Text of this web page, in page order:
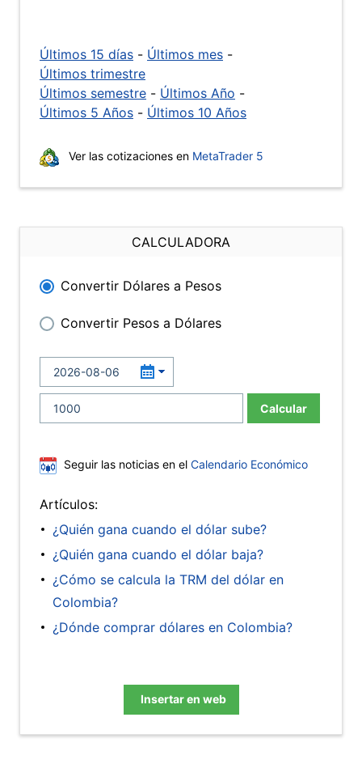
Últimos 15 días - Últimos mes -
Últimos trimestre
Últimos semestre - Últimos Año -
Últimos 5 Años - Últimos 10 Años
Ver las cotizaciones en MetaTrader 5
CALCULADORA
Convertir Dólares a Pesos
Convertir Pesos a Dólares
Calcular
Seguir las noticias en el Calendario Económico
Artículos:
¿Quién gana cuando el dólar sube?
¿Quién gana cuando el dólar baja?
¿Cómo se calcula la TRM del dólar en
Colombia?
¿Dónde comprar dólares en Colombia?
Insertar en web